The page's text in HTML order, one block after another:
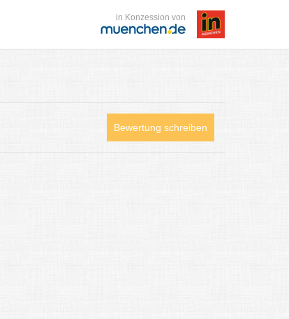
in Konzession von
Bewertung schreiben